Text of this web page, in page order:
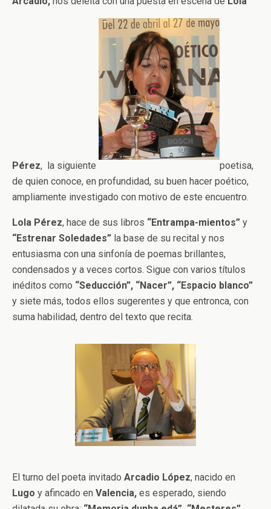
Pérez, la siguiente
poetisa,
de quien conoce, en profundidad, su buen hacer poético,
ampliamente investigado con motivo de este encuentro.
Lola Pérez, hace de sus libros “Entrampa-mientos” y
“Estrenar Soledades” la base de su recital y nos
entusiasma con una sinfonía de poemas brillantes,
condensados y a veces cortos. Sigue con varios títulos
inéditos como “Seducción”, “Nacer”, “Espacio blanco”
y siete más, todos ellos sugerentes y que entronca, con
suma habilidad, dentro del texto que recita.
El turno del poeta invitado Arcadio López, nacido en
Lugo y afincado en Valencia, es esperado, siendo